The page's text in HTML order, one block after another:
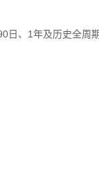
日、1年及历史全周